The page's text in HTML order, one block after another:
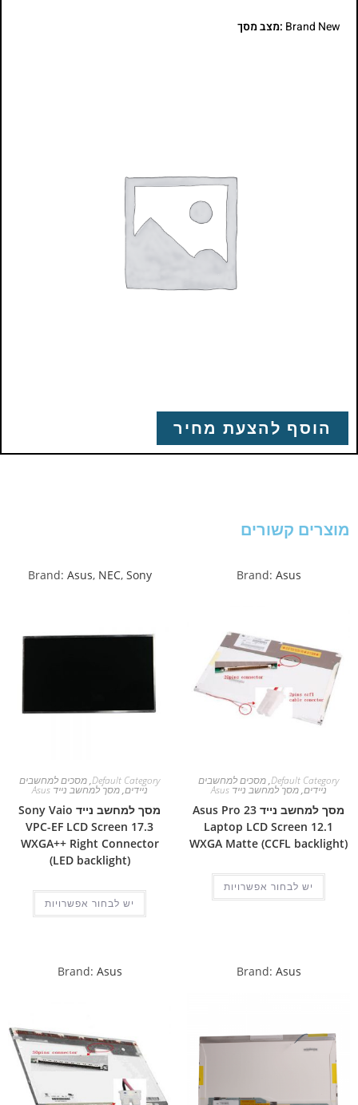
Brand New :מצב מסך
הוסף להצעת מחיר
מוצרים קשורים
Brand: Asus
Default Category
,מסכים למחשבים
ניידים,מסך למחשב נייד Asus
מסך למחשב נייד Asus Pro 23
Laptop LCD Screen 12.1
WXGA Matte (CCFL backlight)
יש לבחור אפשרויות
Brand: Asus, NEC, Sony
Default Category
,מסכים למחשבים
ניידים,מסך למחשב נייד Asus
מסך למחשב נייד Sony Vaio
VPC-EF LCD Screen 17.3
WXGA++ Right Connector
(LED backlight)
יש לבחור אפשרויות
Brand: Asus
Brand: Asus